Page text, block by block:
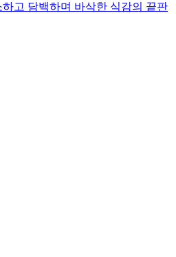
고 담백하며 바삭한 식감의 끝판